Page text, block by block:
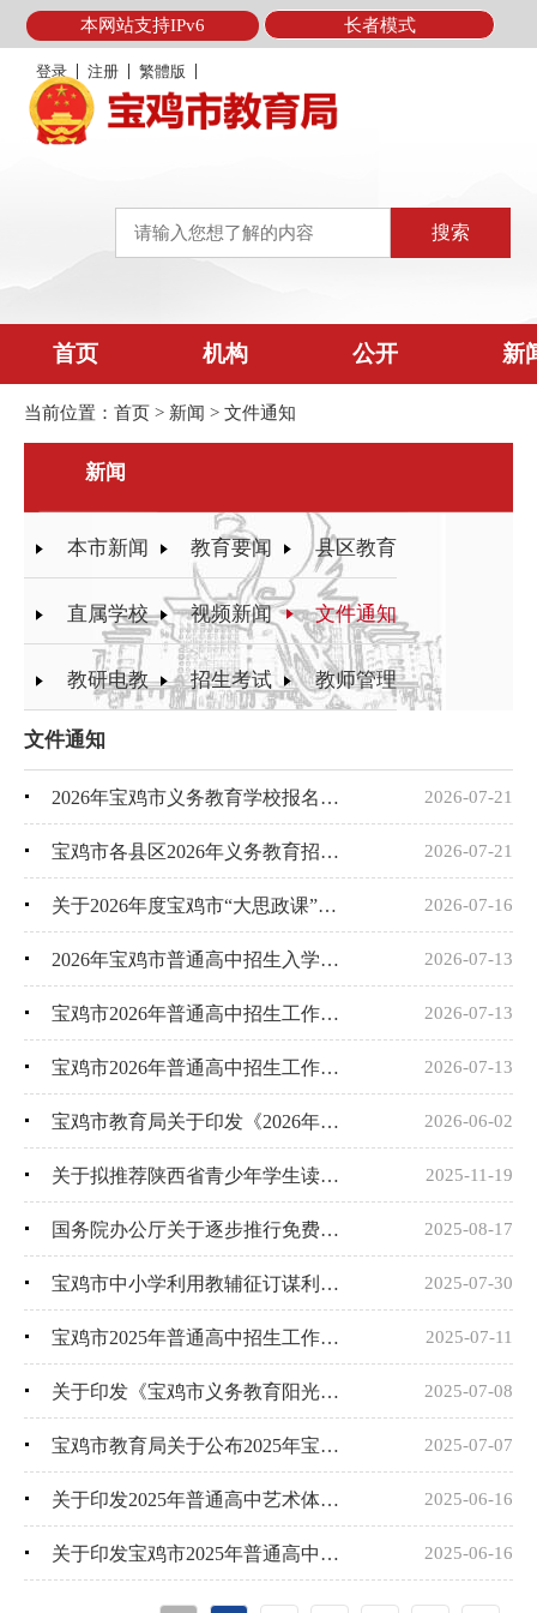
本网站支持IPv6 长者模式
登录 注册 繁體版
首页 机构 公开 新
当前位置： 首页 > 新闻 > 文件通知
新闻
本市新闻 教育要闻 县区教育
直属学校 视频新闻 文件通知
教研电教 招生考试 教师管理
文件通知
2026年宝鸡市义务教育学校报名招生问答 2026-07-21
宝鸡市各县区2026年义务教育招生政策及学区划分 2026-07-21
关于2026年度宝鸡市“大思政课”教育教学研究项目拟立项名单的公示 2026-07-16
2026年宝鸡市普通高中招生入学工作咨询投诉电话 2026-07-13
宝鸡市2026年普通高中招生工作问答 2026-07-13
宝鸡市2026年普通高中招生工作方案 2026-07-13
宝鸡市教育局关于印发《2026年宝鸡市义务教育阳光招生专项行动实施方案》的通知 2026-06-02
关于拟推荐陕西省青少年学生读书行动区域优秀案例的公示 2025-11-19
国务院办公厅关于逐步推行免费学前教育的意见 2025-08-17
宝鸡市中小学利用教辅征订谋利问题专项整治投诉举报方式 2025-07-30
宝鸡市2025年普通高中招生工作日程 2025-07-11
关于印发《宝鸡市义务教育阳光招生专项行动（2025）方案》的通知 2025-07-08
宝鸡市教育局关于公布2025年宝鸡市具有招生资质中等职业学校名录的通知 2025-07-07
关于印发2025年普通高中艺术体育特长生报名、测试及招生办法的通知 2025-06-16
关于印发宝鸡市2025年普通高中招生工作方案的通知 2025-06-16